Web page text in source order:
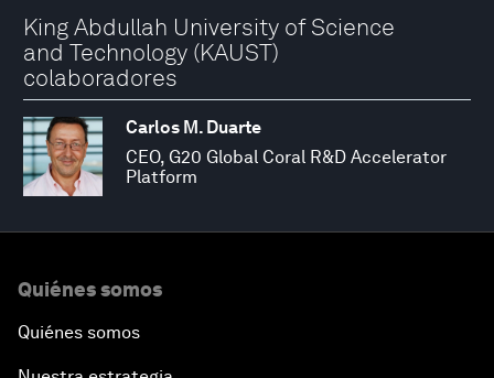
King Abdullah University of Science
and Technology (KAUST)
colaboradores
Carlos M. Duarte
CEO, G20 Global Coral R&D Accelerator
Platform
Quiénes somos
Quiénes somos